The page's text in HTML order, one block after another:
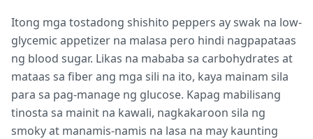
Itong mga tostadong shishito peppers ay swak na low-
glycemic appetizer na malasa pero hindi nagpapataas
ng blood sugar. Likas na mababa sa carbohydrates at
mataas sa fiber ang mga sili na ito, kaya mainam sila
para sa pag-manage ng glucose. Kapag mabilisang
tinosta sa mainit na kawali, nagkakaroon sila ng
smoky at manamis-namis na lasa na may kaunting